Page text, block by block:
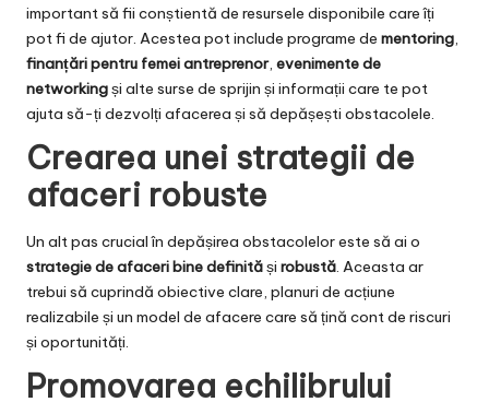
important să fii conștientă de resursele disponibile care îți
pot fi de ajutor. Acestea pot include programe de mentoring,
finanțări pentru femei antreprenor, evenimente de
networkingși alte surse de sprijin și informații care te pot
ajuta să-ți dezvolți afacerea și să depășești obstacolele.
Crearea unei strategii de
afaceri robuste
Un alt pas crucial în depășirea obstacolelor este să ai o
strategie de afaceri bine definităși robustă. Aceasta ar
trebui să cuprindă obiective clare, planuri de acțiune
realizabile și un model de afacere care să țină cont de riscuri
și oportunități.
Promovarea echilibrului